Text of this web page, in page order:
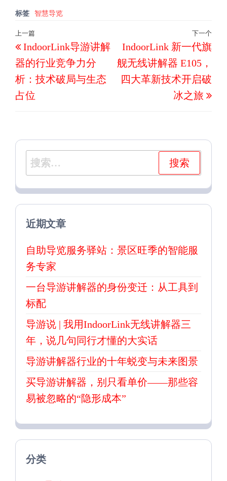
标签 智慧导览
文
章
导
航
上
一
篇
文
章
上一篇
IndoorLink导游讲解
器的行业竞争力分
析：技术破局与生态
占位
下
一
下一个
IndoorLink 新一代旗
舰无线讲解器 E105，
四大革新技术开启破
冰之旅
搜
索：
近期文章
自助导览服务驿站：景区旺季的智能服
务专家
一台导游讲解器的身份变迁：从工具到
标配
导游说 | 我用IndoorLink无线讲解器三
年，说几句同行才懂的大实话
导游讲解器行业的十年蜕变与未来图景
买导游讲解器，别只看单价——那些容
易被忽略的“隐形成本”
分类